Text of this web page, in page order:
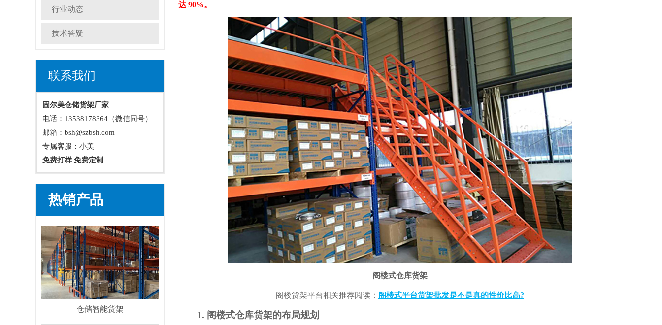
行业动态
技术答疑
联系我们
固尔美仓储货架厂家
电话：13538178364（微信同号）
邮箱：bsh@szbsh.com
专属客服：小美
免费打样 免费定制
热销产品
仓储智能货架
达 90%。
阁楼式仓库货架
阁楼货架平台相关推荐阅读： 阁楼式平台货架批发是不是真的性价比高?
1. 阁楼式仓库货架的布局规划